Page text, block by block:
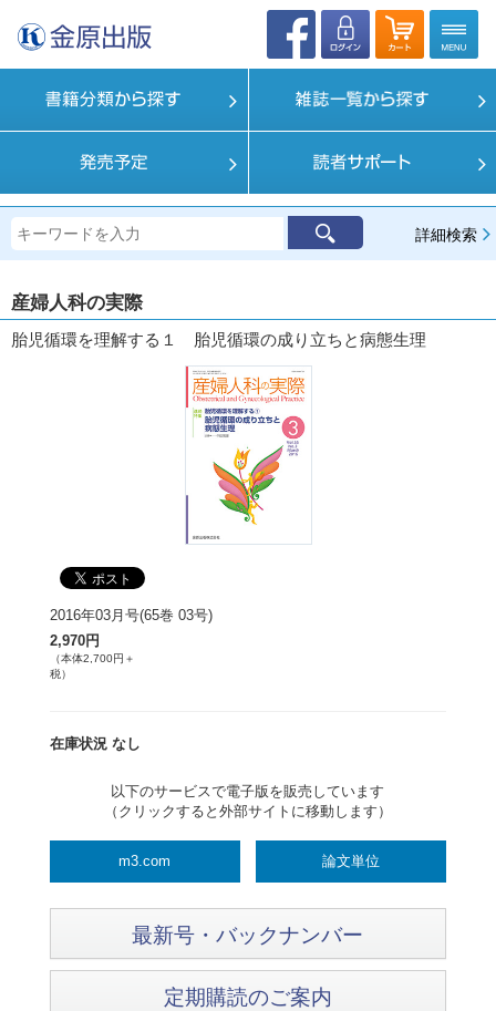
詳細検索
産婦人科の実際
胎児循環を理解する１ 胎児循環の成り立ちと病態生理
2016年03月号(65巻 03号)
2,970円
（本体2,700円＋
税）
在庫状況 なし
以下のサービスで電子版を販売しています
（クリックすると外部サイトに移動します）
m3.com 論文単位
最新号・バックナンバー
定期購読のご案内